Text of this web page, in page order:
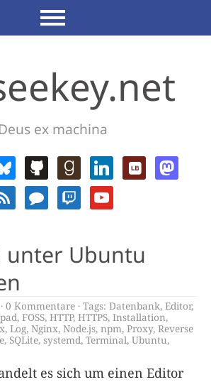
Deus ex machina
unter Ubuntu
0 Kommentare Tags: Datenbank, Editor,
, FOSS, HTTP, HTTPS, Installation,
, Log, Nginx, Node.js, npm, Proxy, Reverse
, SQLite,systemd, Terminal, Ubuntu,
es sich um einen Editor